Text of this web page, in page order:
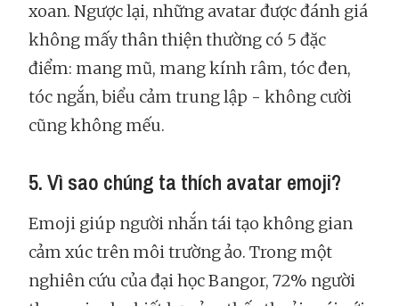
xoan. Ngược lại, những avatar được đánh giá
không mấy thân thiện thường có 5 đặc
điểm: mang mũ, mang kính râm, tóc đen,
tóc ngắn, biểu cảm trung lập - không cười
cũng không mếu.
5. Vì sao chúng ta thích avatar emoji?
Emoji giúp người nhắn tái tạo không gian
cảm xúc trên môi trường ảo. Trong một
nghiên cứu của đại học Bangor, 72% người